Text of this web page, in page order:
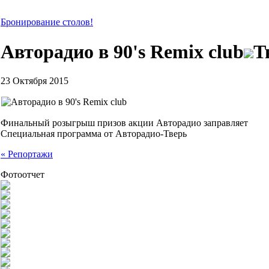
Бронирование столов!
Авторадио в 90's Remix club
23 Октября 2015
Финальный розыгрыш призов акции Авторадио заправляет
Специальная программа от Авторадио-Тверь
« Репортажи
Фотоотчет